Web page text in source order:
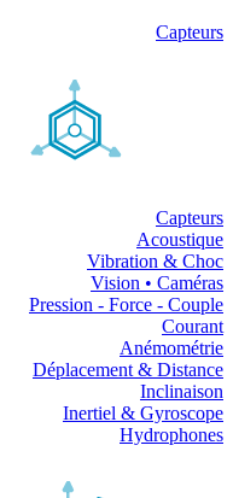
Capteurs
Capteurs
Acoustique
Vibration & Choc
Vision • Caméras
Pression - Force - Couple
Courant
Anémométrie
Déplacement & Distance
Inclinaison
Inertiel & Gyroscope
Hydrophones